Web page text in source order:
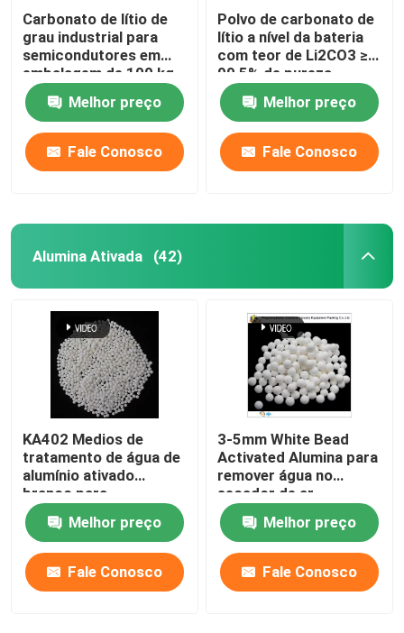
Carbonato de lítio de
grau industrial para
semicondutores em
embalagem de 100 kg
Melhor preço
Fale Conosco
Polvo de carbonato de
lítio a nível da bateria
com teor de Li2CO3 ≥
99,5% de pureza
Melhor preço
Fale Conosco
Alumina Ativada (42)
KA402 Medios de
tratamento de água de
alumínio ativado
branco para
desfluorificação
Melhor preço
Fale Conosco
3-5mm White Bead
Activated Alumina para
remover água no
secador de ar
Melhor preço
Fale Conosco